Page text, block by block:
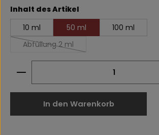
Inhalt des Artikel
10 ml
50 ml
100 ml
Abfüllung 2 ml
(Diese Option ist zurzeit nicht
Produkt Anzahl: Gib den
In den Warenkorb